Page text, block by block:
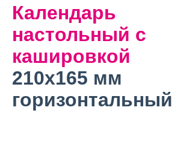
Календарь
настольный с
кашировкой
210х165 мм
горизонтальный